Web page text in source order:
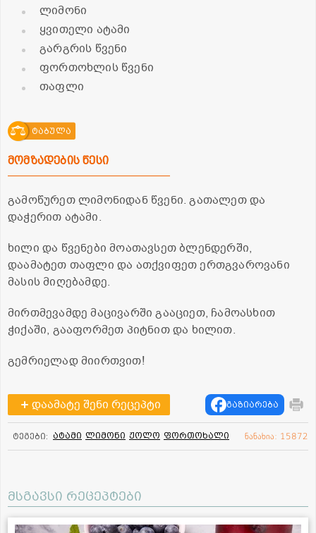
ლიმონი
ყვითელი ატამი
გარგრის წვენი
ფორთოხლის წვენი
თაფლი
ტაბულა
მომზადების წესი
გამოწურეთ ლიმონიდან წვენი. გათალეთ და
დაჭერით ატამი.
ხილი და წვენები მოათავსეთ ბლენდერში,
დაამატეთ თაფლი და ათქვიფეთ ერთგვაროვანი
მასის მიღებამდე.
მირთმევამდე მაცივარში გააციეთ, ჩამოასხით
ჭიქაში, გააფორმეთ პიტნით და ხილით.
გემრიელად მიირთვით!
დაამატე შენი რეცეპტი გაზიარება
ტეგები: ატამი ლიმონი ჟოლო ფორთოხალი ნანახია: 15872
მსგავსი რეცეპტები